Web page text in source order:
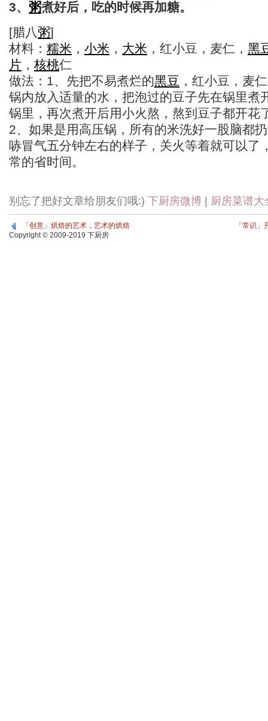
3、 粥煮好后，吃的时候再加糖。
[腊八粥]
材料： 糯米 ， 小米 ， 大米 ，红小豆，麦仁， 黑
片 ， 核桃仁
做法：1、先把不易煮烂的黑豆 ，红小豆，麦
锅内放入适量的水，把泡过的豆子先在锅里煮
锅里，再次煮开后用小火熬，熬到豆子都开花
2、如果是用高压锅，所有的米洗好一股脑都
哧冒气五分钟左右的样子，关火等着就可以了
常的省时间。
别忘了把好文章给朋友们哦:) 下厨房微博 厨房菜谱大
「创意」烘焙的艺术，艺术的烘焙
「常识
Copyright © 2009-2019 下厨房